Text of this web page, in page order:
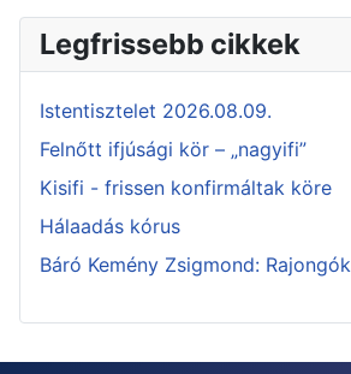
Legfrissebb cikkek
Istentisztelet 2026.08.09.
Felnőtt ifjúsági kör – „nagyifi”
Kisifi - frissen konfirmáltak köre
Hálaadás kórus
Báró Kemény Zsigmond: Rajongók